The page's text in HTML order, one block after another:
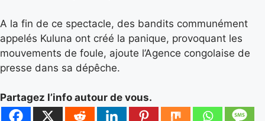
A la fin de ce spectacle, des bandits communément
appelés Kuluna ont créé la panique, provoquant les
mouvements de foule, ajoute l’Agence congolaise de
presse dans sa dépêche.
Partagez l’info autour de vous.